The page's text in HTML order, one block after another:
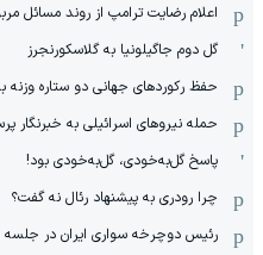
اعلام رضایت ترامپ از روند مسائل
گل دوم جاگیلونیا به گلاسکورنجرز
حفظ رکوردهای جهانی دو ستاره وزنه
حمله نیروهای اسرائیلی به خبرنگار
پاسخ گل‌به‌خودی، گل‌به‌خودی بود!
چرا رودری به پیشنهاد رئال نه گفت؟
رئیس دوچرخه سواری ایران در جلسه